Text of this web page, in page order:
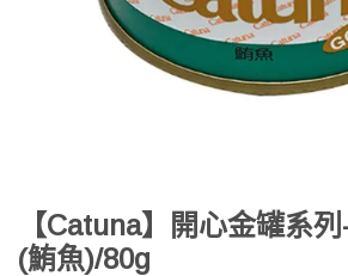
【Catuna】開心金罐系
(鮪魚)/80g